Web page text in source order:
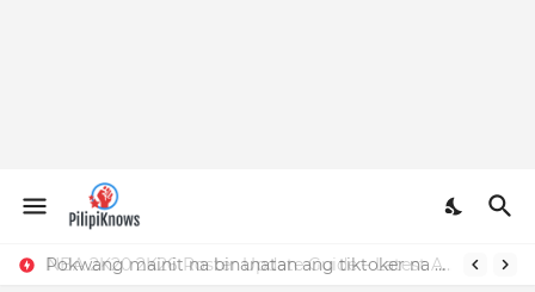
NBA 2K20 2K26 Roster Update Guide – Latest APK, OBB, Mod Menu by JMGAMERYT
Pokwang mainit na binanatan ang tiktoker na nandidiri sa Sardinas